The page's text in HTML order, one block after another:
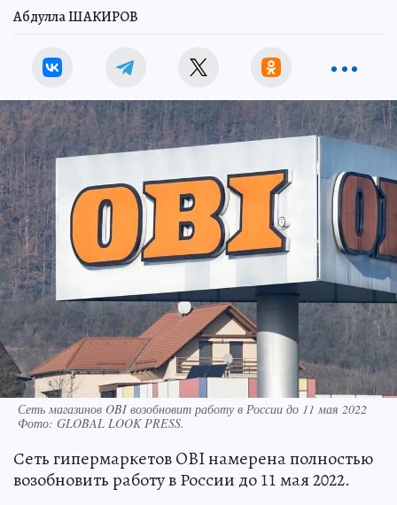
Абдулла ШАКИРОВ
Сеть магазинов OBI возобновит работу в России до 11 мая 2022
Фото: GLOBAL LOOK PRESS.
Сеть гипермаркетов OBI намерена полностью
возобновить работу в России до 11 мая 2022.